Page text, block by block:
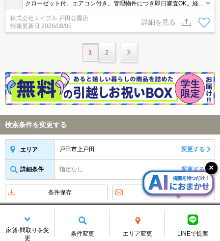
クローゼット付。エアコン付き。管理物件につき即日審査OK。経済
的な都市ガス使用。
株式会社エイブル 戸田公園店
情報更新日 2026/08/05
詳細を見る
1 2
家賃·間取りを変
更
条件変更 エリア変更 LINEで提案
検索条件を変更する
エリア 戸田市上戸田 変更する
詳細条件 指定なし 変更する
条件保存 物件新着メール
アイコンの説明
新着お知らせをメールで受け取る